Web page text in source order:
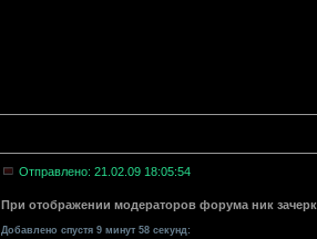
Отправлено: 21.02.09 18:05:54
При отображении модераторов форума ник
Добавлено спустя 9 минут 58 секунд: